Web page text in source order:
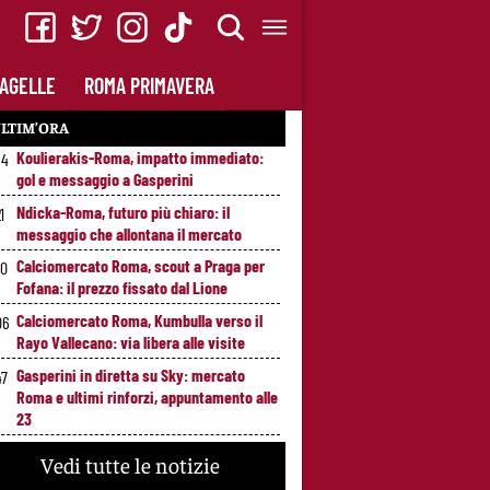
ROMA PRIMAVERA
Koulierakis-Roma, impatto immediato:
gol e messaggio a Gasperini
Ndicka-Roma, futuro più chiaro: il
messaggio che allontana il mercato
Calciomercato Roma, scout a Praga per
Fofana: il prezzo fissato dal Lione
Calciomercato Roma, Kumbulla verso il
Rayo Vallecano: via libera alle visite
Gasperini in diretta su Sky: mercato
Roma e ultimi rinforzi, appuntamento alle
23
trattativa intensa e firma attesa a breve
Vedi tutte le notizie